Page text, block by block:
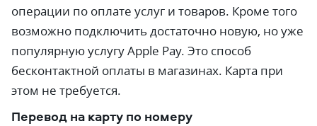
операции по оплате услуг и товаров. Кроме того
возможно подключить достаточно новую, но уже
популярную услугу Apple Pay. Это способ
бесконтактной оплаты в магазинах. Карта при
этом не требуется.
Перевод на карту по номеру